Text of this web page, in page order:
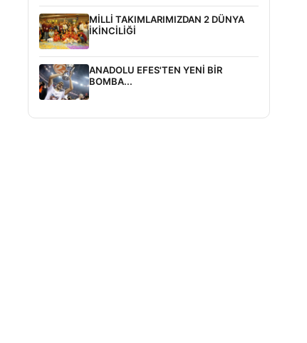
MİLLİ TAKIMLARIMIZDAN 2 DÜNYA
İKİNCİLİĞİ
ANADOLU EFES'TEN YENİ BİR
BOMBA...